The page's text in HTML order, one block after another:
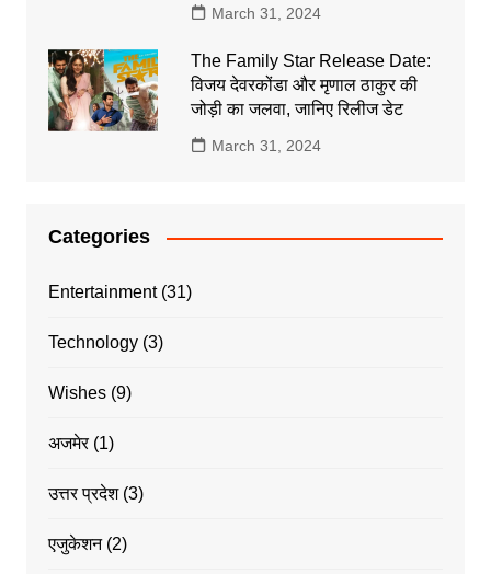
March 31, 2024
The Family Star Release Date:
विजय देवरकोंडा और मृणाल ठाकुर की
जोड़ी का जलवा, जानिए रिलीज डेट
March 31, 2024
Categories
Entertainment(31)
Technology(3)
Wishes(9)
अजमेर(1)
उत्तर प्रदेश(3)
एजुकेशन(2)